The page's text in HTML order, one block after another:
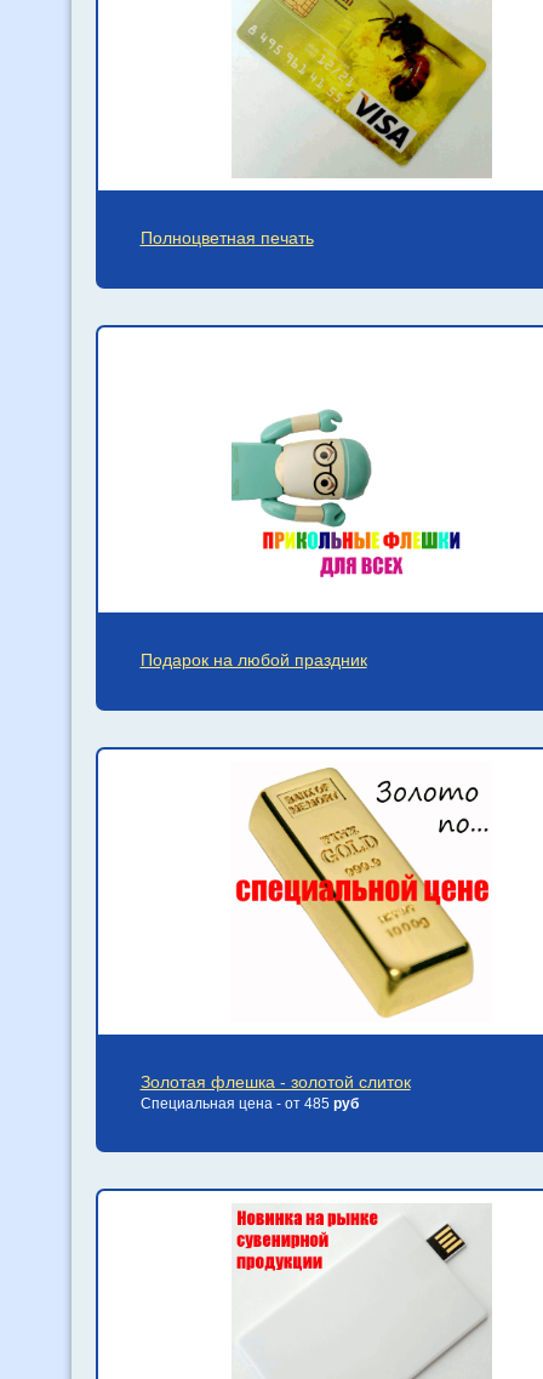
Полноцветная печать
Подарок на любой праздник
Золотая флешка - золотой слиток
Специальная цена - от 485 руб